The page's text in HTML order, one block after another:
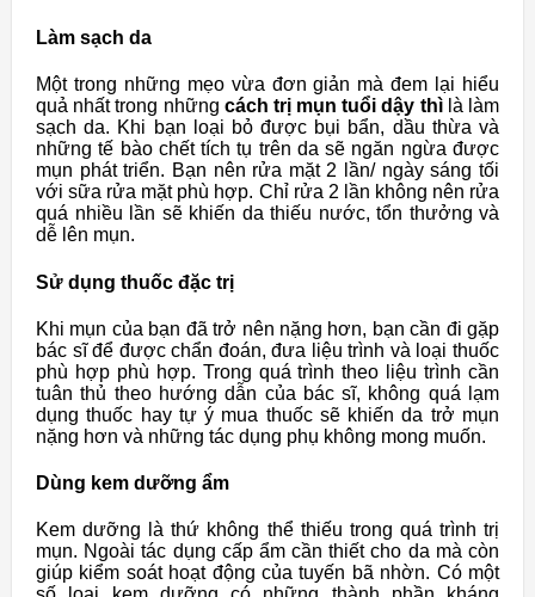
Làm sạch da
Một trong những mẹo vừa đơn giản mà đem lại hiểu
quả nhất trong những cách trị mụn tuổi dậy thìlà làm
sạch da. Khi bạn loại bỏ được bụi bẩn, dầu thừa và
những tế bào chết tích tụ trên da sẽ ngăn ngừa được
mụn phát triển. Bạn nên rửa mặt 2 lần/ ngày sáng tối
với sữa rửa mặt phù hợp. Chỉ rửa 2 lần không nên rửa
quá nhiều lần sẽ khiến da thiếu nước, tổn thưởng và
dễ lên mụn.
Sử dụng thuốc đặc trị
Khi mụn của bạn đã trở nên nặng hơn, bạn cần đi gặp
bác sĩ để được chẩn đoán, đưa liệu trình và loại thuốc
phù hợp phù hợp. Trong quá trình theo liệu trình cần
tuân thủ theo hướng dẫn của bác sĩ, không quá lạm
dụng thuốc hay tự ý mua thuốc sẽ khiến da trở mụn
nặng hơn và những tác dụng phụ không mong muốn.
Dùng kem dưỡng ẩm
Kem dưỡng là thứ không thể thiếu trong quá trình trị
mụn. Ngoài tác dụng cấp ẩm cần thiết cho da mà còn
giúp kiểm soát hoạt động của tuyến bã nhờn. Có một